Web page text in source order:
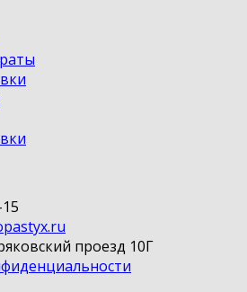
проезд 10Г